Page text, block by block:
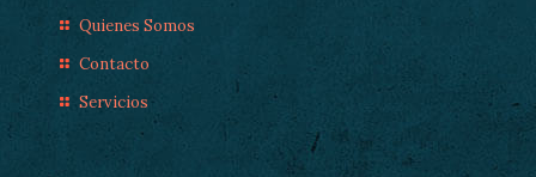
Quienes Somos
Contacto
Servicios